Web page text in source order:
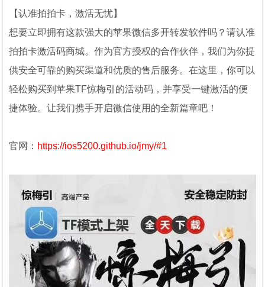
【认准拍拍卡，激活无忧】
想要立即拥有这款强大的苹果微信多开转发软件吗？请认准
拍拍卡激活码商城。作为官方授权的合作伙伴，我们为你提
供安全可靠的购买渠道和优质的售后服务。在这里，你可以
轻松购买到苹果TF惊梅引的活动码，并享受一键激活的便
捷体验。让我们携手开启微信使用的全新篇章吧！
官网： https://ios5200.github.io/jmy/#1